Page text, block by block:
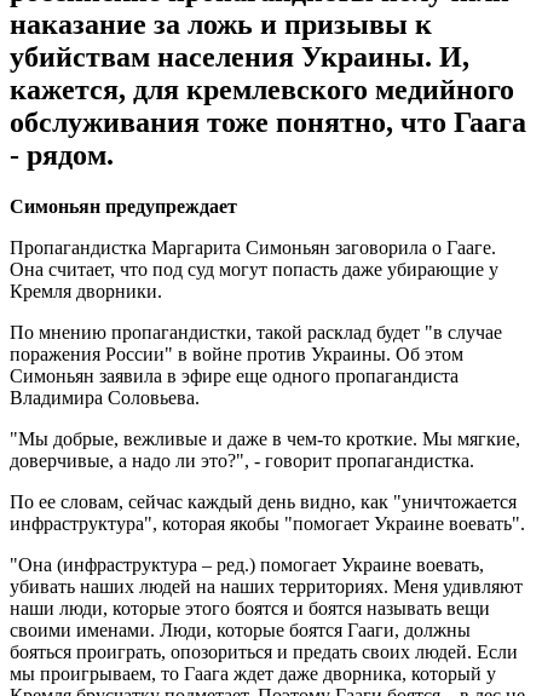
наказание за ложь и призывы к
убийствам населения Украины. И,
кажется, для кремлевского медийного
обслуживания тоже понятно, что Гаага
- рядом.
Симоньян предупреждает
Пропагандистка Маргарита Симоньян заговорила о Гааге.
Она считает, что под суд могут попасть даже убирающие у
Кремля дворники.
По мнению пропагандистки, такой расклад будет "в случае
поражения России" в войне против Украины. Об этом
Симоньян заявила в эфире еще одного пропагандиста
Владимира Соловьева.
"Мы добрые, вежливые и даже в чем-то кроткие. Мы мягкие,
доверчивые, а надо ли это?", - говорит пропагандистка.
По ее словам, сейчас каждый день видно, как "уничтожается
инфраструктура", которая якобы "помогает Украине воевать".
"Она (инфраструктура – ​​ред.) помогает Украине воевать,
убивать наших людей на наших территориях. Меня удивляют
наши люди, которые этого боятся и боятся называть вещи
своими именами. Люди, которые боятся Гааги, должны
бояться проиграть, опозориться и предать своих людей. Если
мы проигрываем, то Гаага ждет даже дворника, который у